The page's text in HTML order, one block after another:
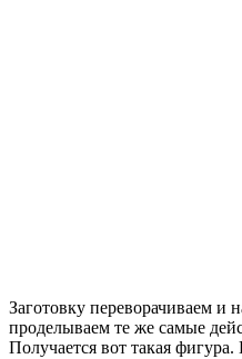
Заготовку переворачиваем и
проделываем те же самые
Получается вот такая